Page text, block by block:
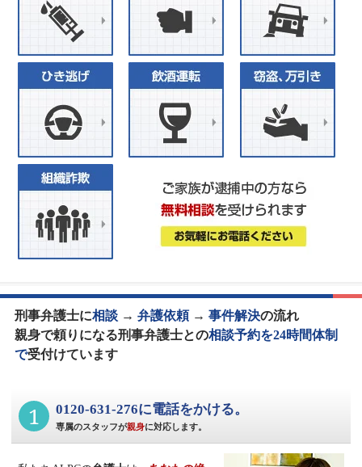
刑事弁護士に相談→ 弁護依頼 → 事件解決の流れ
親身で頼りになる刑事弁護士との相談予約を24時間体制
で受付けています
1 0120-631-276に電話をかける。
専属のスタッフが親身に対応します。